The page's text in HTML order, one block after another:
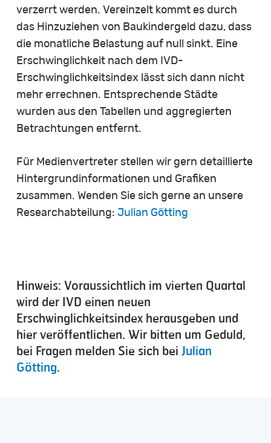
verzerrt werden. Vereinzelt kommt es durch
das Hinzuziehen von Baukindergeld dazu, dass
die monatliche Belastung auf null sinkt. Eine
Erschwinglichkeit nach dem IVD-
Erschwinglichkeitsindex lässt sich dann nicht
mehr errechnen. Entsprechende Städte
wurden aus den Tabellen und aggregierten
Betrachtungen entfernt.
Für Medienvertreter stellen wir gern detaillierte
Hintergrundinformationen und Grafiken
zusammen. Wenden Sie sich gerne an unsere
Researchabteilung: Julian Götting
Hinweis: Voraussichtlich im vierten Quartal
wird der IVD einen neuen
Erschwinglichkeitsindex herausgeben und
hier veröffentlichen. Wir bitten um Geduld,
bei Fragen melden Sie sich bei Julian
Götting.